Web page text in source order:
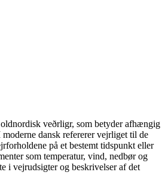
veðrligr, som betyder afhængig
dansk refererer vejrliget til de
på et bestemt tidspunkt eller
som temperatur, vind, nedbør og
i vejrudsigter og beskrivelser af det